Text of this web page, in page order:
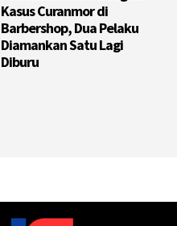
Kasus Curanmor di
Barbershop, Dua Pelaku
Diamankan Satu Lagi
Diburu